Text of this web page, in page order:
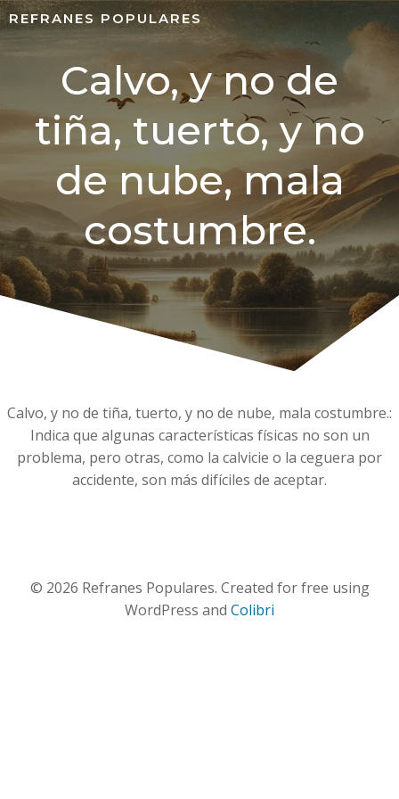
REFRANES POPULARES
Calvo, y no de
tiña, tuerto, y no
de nube, mala
costumbre.
Calvo, y no de tiña, tuerto, y no de nube, mala costumbre.:
Indica que algunas características físicas no son un
problema, pero otras, como la calvicie o la ceguera por
accidente, son más difíciles de aceptar.
© 2026 Refranes Populares. Created for free using
WordPress and Colibri